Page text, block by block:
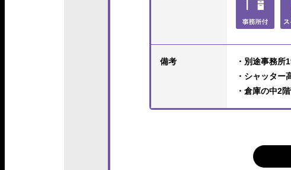
備考
・別途事務所
・シャッター
・倉庫の中2